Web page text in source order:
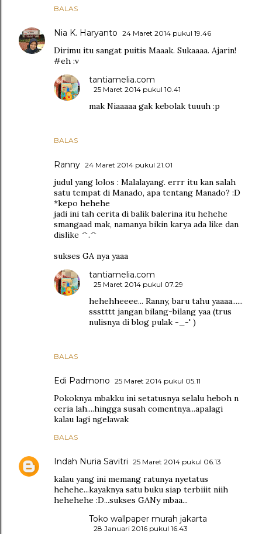
BALAS
Nia K. Haryanto 24 Maret 2014 pukul 19.46
Dirimu itu sangat puitis Maaak. Sukaaaa. Ajarin!
#eh :v
BALAS
tantiamelia.com
25 Maret 2014 pukul 10.41
mak Niaaaaa gak kebolak tuuuh :p
Ranny 24 Maret 2014 pukul 21.01
judul yang lolos : Malalayang. errr itu kan salah
satu tempat di Manado, apa tentang Manado? :D
*kepo hehehe
jadi ini tah cerita di balik balerina itu hehehe
smangaad mak, namanya bikin karya ada like dan
dislike ^.^
sukses GA nya yaaa
BALAS
tantiamelia.com
25 Maret 2014 pukul 07.29
hehehheeee... Ranny, baru tahu yaaaa......
ssstttt jangan bilang-bilang yaa (trus
nulisnya di blog pulak -_-' )
Edi Padmono 25 Maret 2014 pukul 05.11
Pokoknya mbakku ini setatusnya selalu heboh n
ceria lah....hingga susah comentnya...apalagi
kalau lagi ngelawak
BALAS
Indah Nuria Savitri 25 Maret 2014 pukul 06.13
kalau yang ini memang ratunya nyetatus
hehehe...kayaknya satu buku siap terbiiit niih
hehehehe :D...sukses GANy mbaa...
Toko wallpaper murah jakarta
28 Januari 2016 pukul 16.43